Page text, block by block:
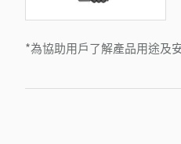
*為協助用戶了解產品用途及